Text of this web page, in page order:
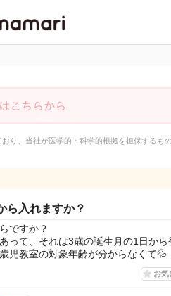
サイト
り、当社が医学的・科学的根拠を担保するも
ら入れますか？
ですか？
って、それは3歳の誕生月の1日から
児教室の対象年齢が分からなくて💦
お気